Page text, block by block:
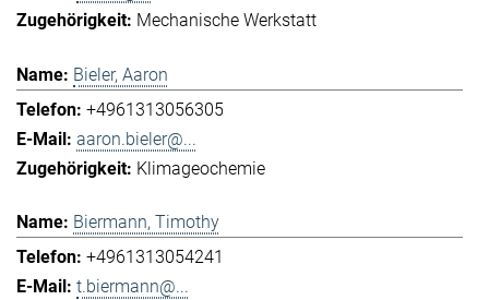
Mechanische Werkstatt
Bieler, Aaron
+4961313056305
aaron.bieler@...
Klimageochemie
Biermann, Timothy
+4961313054241
t.biermann@...